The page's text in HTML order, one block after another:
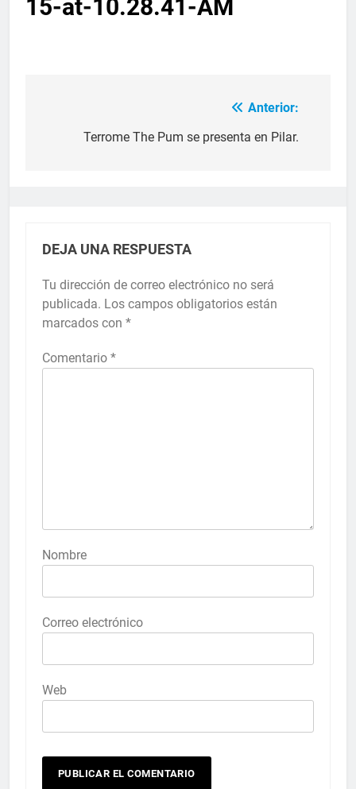
15-at-10.28.41-AM
Anterior:
Terrome The Pum se presenta en Pilar.
DEJA UNA RESPUESTA
Tu dirección de correo electrónico no será
publicada. Los campos obligatorios están
marcados con *
Comentario *
Nombre
Correo electrónico
Web